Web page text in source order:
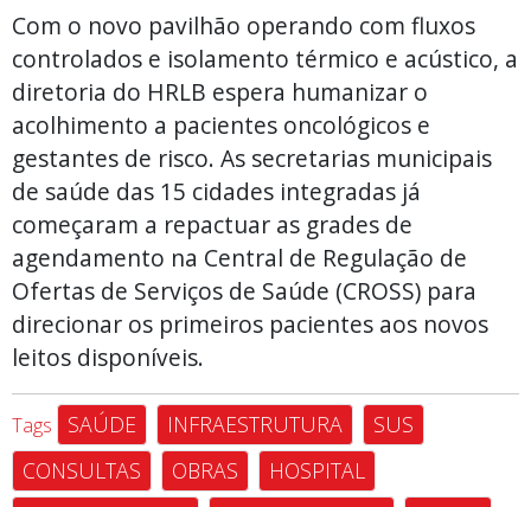
Com o novo pavilhão operando com fluxos
controlados e isolamento térmico e acústico, a
diretoria do HRLB espera humanizar o
acolhimento a pacientes oncológicos e
gestantes de risco. As secretarias municipais
de saúde das 15 cidades integradas já
começaram a repactuar as grades de
agendamento na Central de Regulação de
Ofertas de Serviços de Saúde (CROSS) para
direcionar os primeiros pacientes aos novos
leitos disponíveis.
Tags SAÚDE INFRAESTRUTURA
SUS
CONSULTAS
OBRAS
HOSPITAL